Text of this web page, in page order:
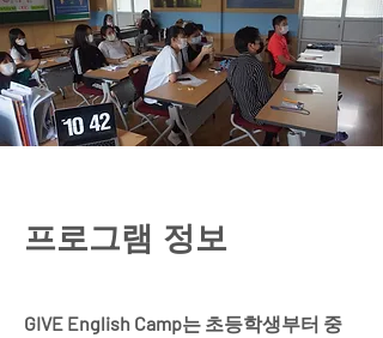
프로그램 정보
GIVE English Camp는 초등학생부터 중